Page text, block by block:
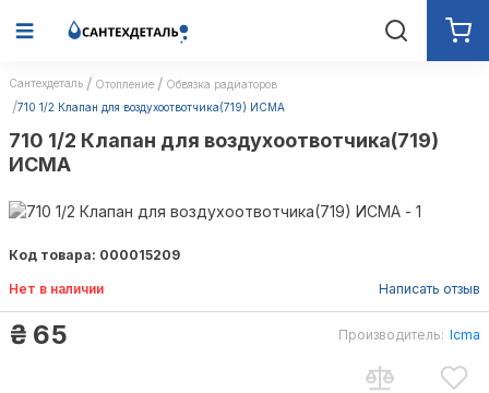
Сантехдеталь Отопление
Обвязка радиаторов
710 1/2 Клапан для воздухоотвотчика(719) ИСМА
710 1/2 Клапан для воздухоотвотчика(719)
ИСМА
Код товара: 000015209
Нет в наличии Написать отзыв
₴ 65 Производитель: Icma